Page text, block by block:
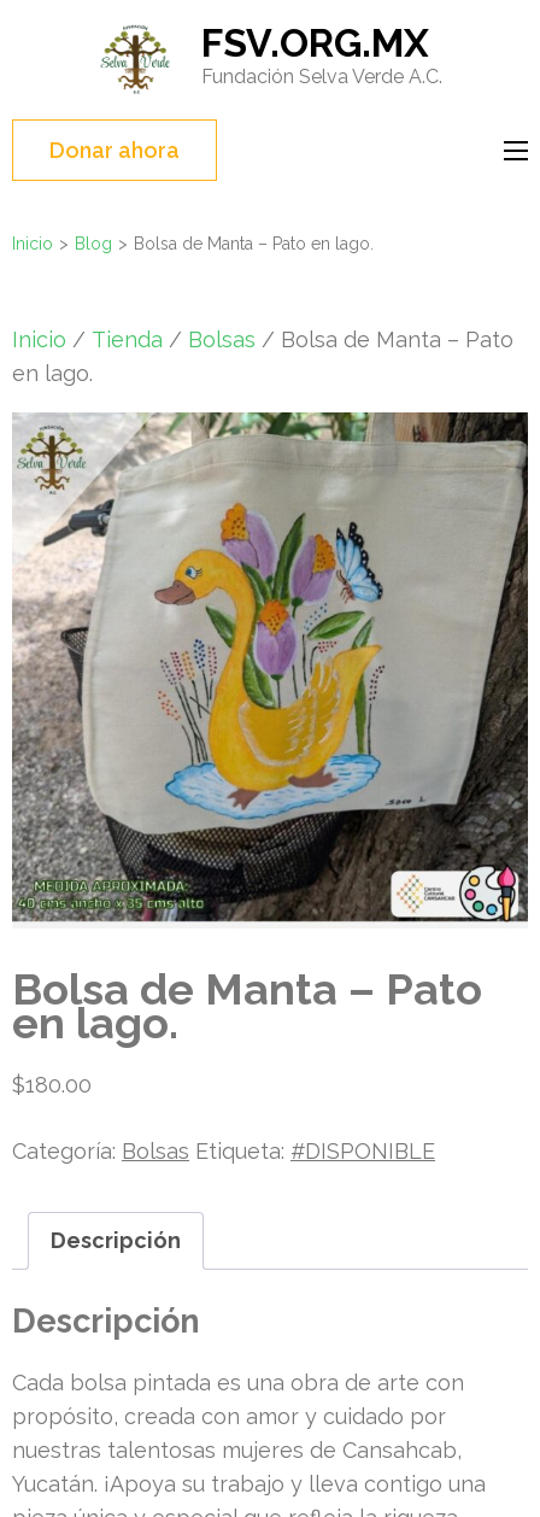
(presione
Entrar)
FSV.ORG.MX
Fundación Selva Verde A.C.
Donar ahora
Inicio > Blog > Bolsa de Manta – Pato en lago.
Inicio / Tienda / Bolsas / Bolsa de Manta – Pato
en lago.
Bolsa de Manta – Pato
en lago.
$180.00
Categoría: Bolsas Etiqueta: #DISPONIBLE
Descripción
Descripción
Cada bolsa pintada es una obra de arte con
propósito, creada con amor y cuidado por
nuestras talentosas mujeres de Cansahcab,
Yucatán. ¡Apoya su trabajo y lleva contigo una